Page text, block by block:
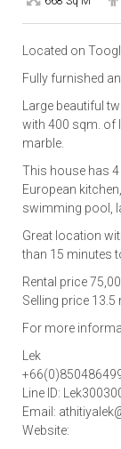
Located on
Fully furnished
Large beautiful
with 400 sqm. of
marble.
This house has
European
swimming pool,
Great location
than 15 minutes
Rental price
Selling price 13.5
For more
Lek
Line ID:
Email:
Website: